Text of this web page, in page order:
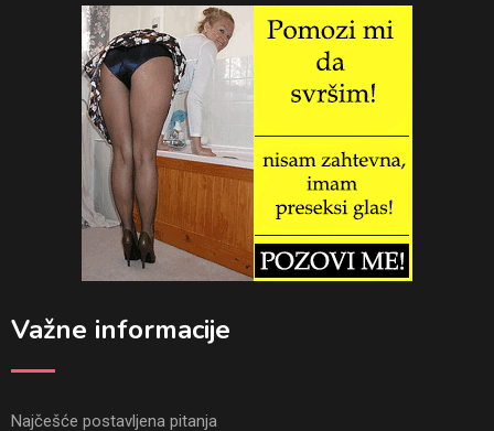
Važne informacije
Najčešće postavljena pitanja